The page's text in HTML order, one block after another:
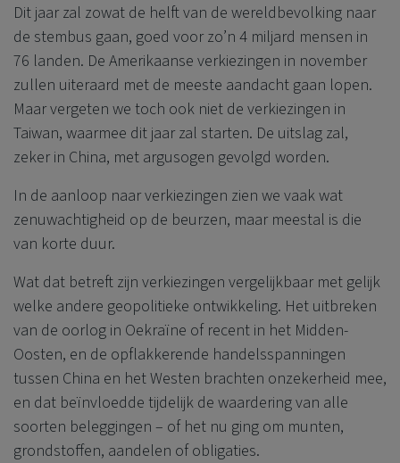
Dit jaar zal zowat de helft van de wereldbevolking naar
de stembus gaan, goed voor zo’n 4 miljard mensen in
76 landen. De Amerikaanse verkiezingen in november
zullen uiteraard met de meeste aandacht gaan lopen.
Maar vergeten we toch ook niet de verkiezingen in
Taiwan, waarmee dit jaar zal starten. De uitslag zal,
zeker in China, met argusogen gevolgd worden.
In de aanloop naar verkiezingen zien we vaak wat
zenuwachtigheid op de beurzen, maar meestal is die
van korte duur.
Wat dat betreft zijn verkiezingen vergelijkbaar met gelijk
welke andere geopolitieke ontwikkeling. Het uitbreken
van de oorlog in Oekraïne of recent in het Midden-
Oosten, en de opflakkerende handelsspanningen
tussen China en het Westen brachten onzekerheid mee,
en dat beïnvloedde tijdelijk de waardering van alle
soorten beleggingen – of het nu ging om munten,
grondstoffen, aandelen of obligaties.